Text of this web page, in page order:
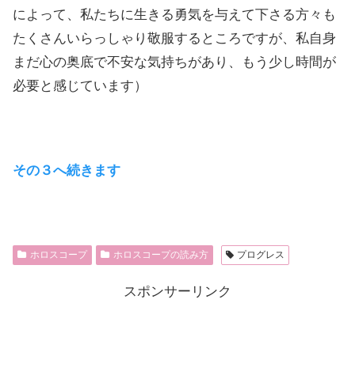
によって、私たちに生きる勇気を与えて下さる方々も
たくさんいらっしゃり敬服するところですが、私自身
まだ心の奥底で不安な気持ちがあり、もう少し時間が
必要と感じています）
その３へ続きます
ホロスコープ ホロスコープの読み方 プログレス
スポンサーリンク